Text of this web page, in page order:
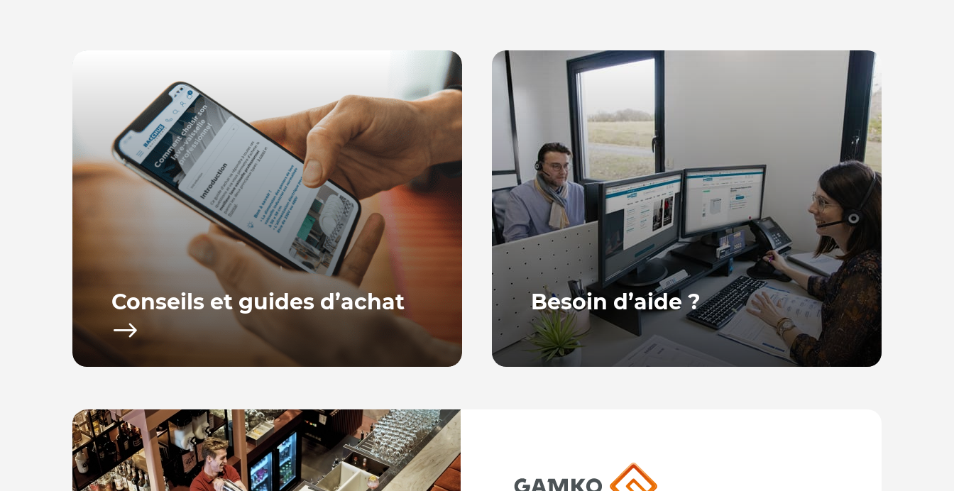
Conseils et guides d’achat
Bacchus equipements vous propose toute une série de guides
d’achat afin de vous fournir les conseils pour bien choisir et
utiliser votre équipement.
Besoin d’aide ?
Notre équipe, basée en France, se tient à votre disposition pour
répondre à vos questions